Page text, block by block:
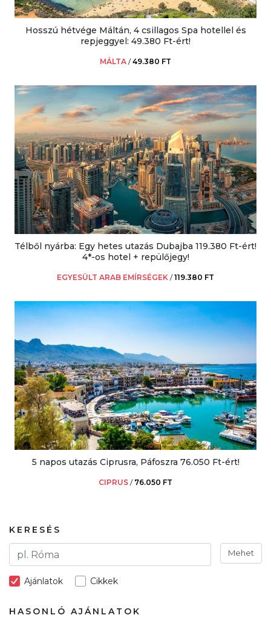
Hosszú hétvége Máltán, 4 csillagos Spa hotellel és
repjeggyel: 49.380 Ft-ért!
MÁLTA /49.380 FT
Télből nyárba: Egy hetes utazás Dubajba 119.380 Ft-ért!
4*-os hotel + repülőjegy!
EGYESÜLT ARAB EMÍRSÉGEK /119.380 FT
5 napos utazás Ciprusra, Páfoszra 76.050 Ft-ért!
CIPRUS / 76.050 FT
KERESÉS
Mehet
Ajánlatok Cikkek
HASONLÓ AJÁNLATOK